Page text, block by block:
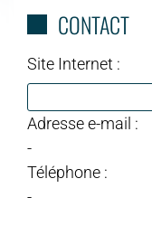
CONTACT
Site Internet :
Adresse e-mail :
-
Téléphone :
-